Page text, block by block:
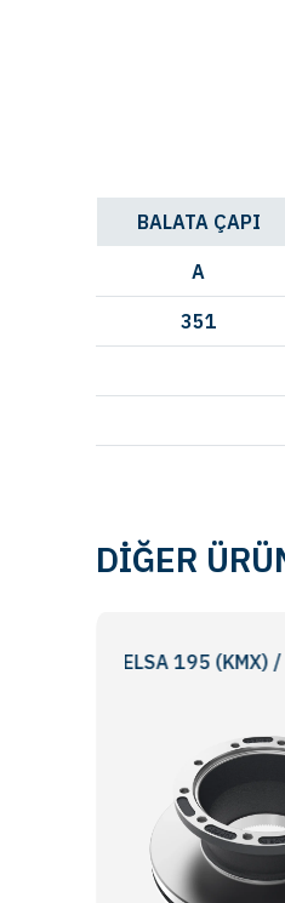
BALATA ÇAPI
A
351
DİĞER
ELSA 195 (KMX) / TD DX
LM DX